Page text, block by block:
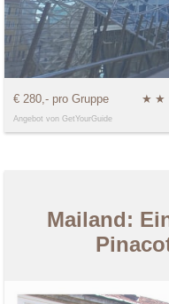
€ 280,- pro Gruppe ★ ★
Angebot von GetYourGuide
Mailand: